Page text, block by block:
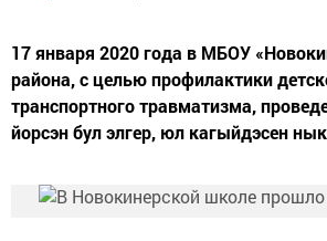
17 января 2020 года в МБОУ
района, с целью профилактики
транспортного травматизма,
йорсэн бул элгер, юл кагыйдэсен